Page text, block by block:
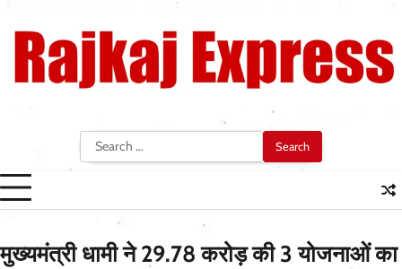
content
Search
for:
मुख्यमंत्री धामी ने 29.78 करोड़ की 3 योजनाओं का